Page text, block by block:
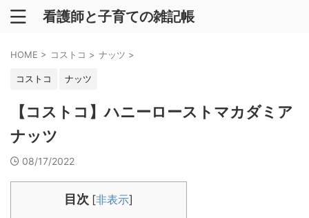
看護師と子育ての雑記帳
HOME > コストコ > ナッツ >
コストコ ナッツ
【コストコ】ハニーローストマカダミア
ナッツ
08/17/2022
目次 [非表示]